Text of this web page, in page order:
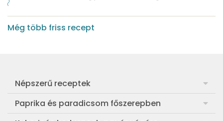
Még több friss recept
Népszerű receptek
Frankfurti leves
Egyszerű muffin
Paprika és paradicsom főszerepben